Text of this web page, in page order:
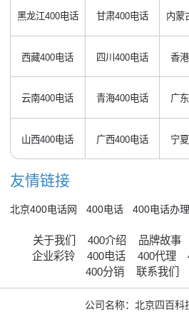
黑龙江400电话 甘肃400电话 内蒙
西藏400电话 四川400电话 香
云南400电话 青海400电话 广
山西400电话 广西400电话 宁
友情链接
北京400电话网 400电话 400电话办理
关于我们 400介绍 品牌故事
企业彩铃
400电话 400代理
400分销
联系我们
公司名称：北京四百科